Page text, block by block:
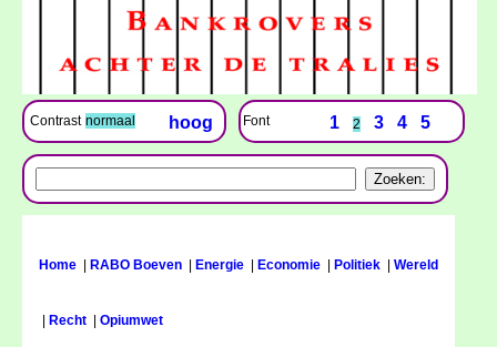
Contrast normaal hoog Font 1 2 3 4 5
Home RABO Boeven Energie Economie Politiek Wereld
Recht Opiumwet